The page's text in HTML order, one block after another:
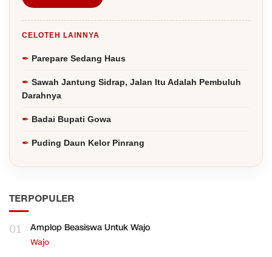
CELOTEH LAINNYA
Parepare Sedang Haus
Sawah Jantung Sidrap, Jalan Itu Adalah Pembuluh
Darahnya
Badai Bupati Gowa
Puding Daun Kelor Pinrang
TERPOPULER
01 Amplop Beasiswa Untuk Wajo
Wajo